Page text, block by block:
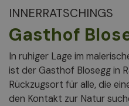
INNERRATSCHINGS
Gasthof
In ruhiger Lage im
ist der Gasthof Blosegg in
Rückzugsort für alle, die
den Kontakt zur Natur